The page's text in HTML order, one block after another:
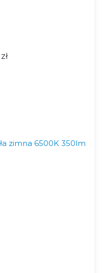
zimna 6500K 350lm